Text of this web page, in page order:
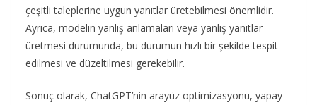
çeşitli taleplerine uygun yanıtlar üretebilmesi önemlidir.
Ayrıca, modelin yanlış anlamaları veya yanlış yanıtlar
üretmesi durumunda, bu durumun hızlı bir şekilde tespit
edilmesi ve düzeltilmesi gerekebilir.
Sonuç olarak, ChatGPT’nin arayüz optimizasyonu, yapay